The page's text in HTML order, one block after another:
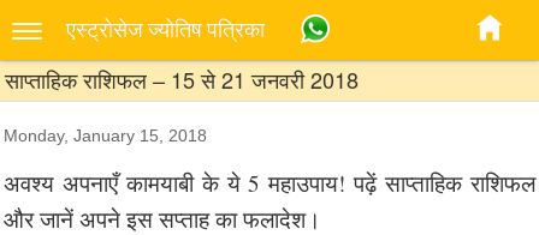
एस्‍ट्रोसेज ज्‍योतिष पत्रिका
साप्ताहिक राशिफल – 15 से 21 जनवरी 2018
Monday, January 15, 2018
अवश्य अपनाएँ कामयाबी के ये 5 महाउपाय! पढ़ें साप्ताहिक राशिफल
और जानें अपने इस सप्ताह का फलादेश।